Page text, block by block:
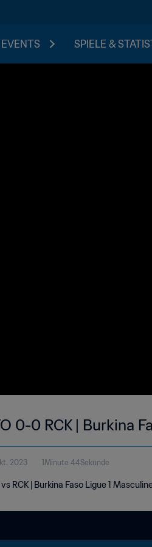
SPIELE &
0-0 RCK | Burkina
2023 1Minute 44Sekunde
vs RCK | Burkina Faso Ligue 1